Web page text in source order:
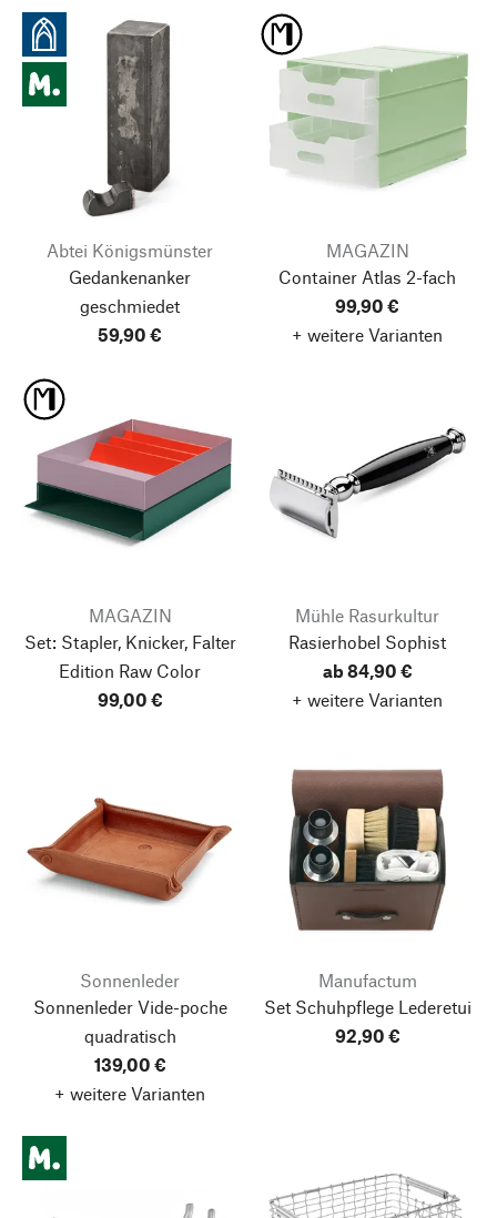
Abtei Königsmünster
Gedankenanker
geschmiedet
59,90 €
MAGAZIN
Container Atlas 2-fach
99,90 €
+ weitere Varianten
MAGAZIN
Set: Stapler, Knicker, Falter
Edition Raw Color
99,00 €
Mühle Rasurkultur
Rasierhobel Sophist
ab 84,90 €
+ weitere Varianten
Sonnenleder
Sonnenleder Vide-poche
quadratisch
139,00 €
+ weitere Varianten
Manufactum
Set Schuhpflege Lederetui
92,90 €